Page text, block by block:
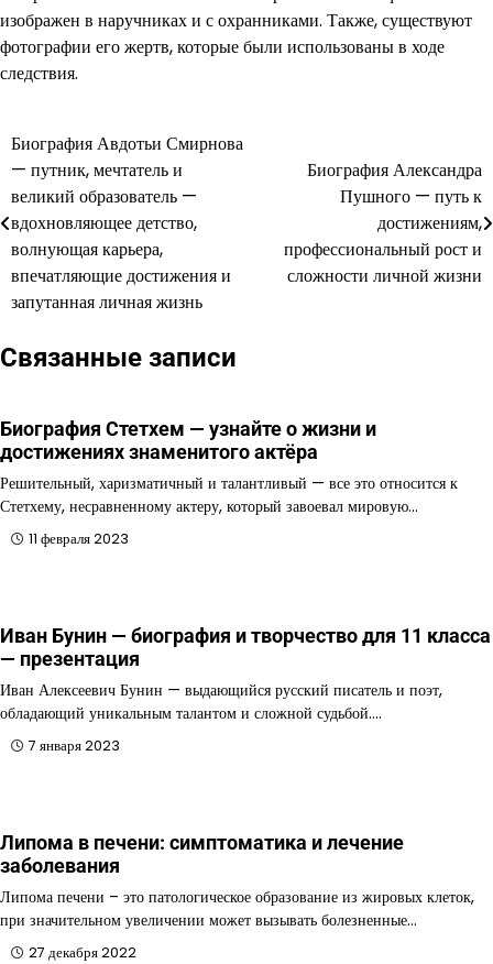
изображен в наручниках и с охранниками. Также, существуют
фотографии его жертв, которые были использованы в ходе
следствия.
Навигация
по
записям
Биография Авдотьи Смирнова
— путник, мечтатель и
великий образователь —
вдохновляющее детство,
волнующая карьера,
впечатляющие достижения и
запутанная личная жизнь
Биография Александра
Пушного — путь к
достижениям,
профессиональный рост и
сложности личной жизни
Связанные записи
Биография Стетхем — узнайте о жизни и
достижениях знаменитого актёра
Решительный, харизматичный и талантливый — все это относится к
Стетхему, несравненному актеру, который завоевал мировую…
11 февраля 2023
Иван Бунин — биография и творчество для 11 класса
— презентация
Иван Алексеевич Бунин — выдающийся русский писатель и поэт,
обладающий уникальным талантом и сложной судьбой.…
7 января 2023
Липома в печени: симптоматика и лечение
заболевания
Липома печени – это патологическое образование из жировых клеток,
при значительном увеличении может вызывать болезненные…
27 декабря 2022